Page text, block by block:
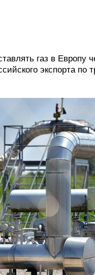
газ в Европу
экспорта по